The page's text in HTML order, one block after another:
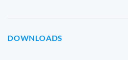
DOWNLOADS